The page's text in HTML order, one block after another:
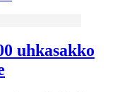
uhkasakko